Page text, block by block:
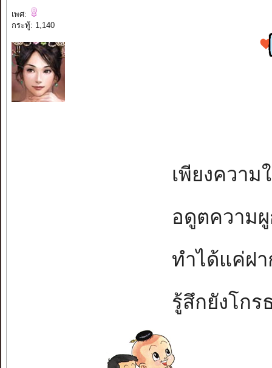
เพศ:
กระทู้: 1,140
เพียงความ
อดูตความ
ทำได้แค่ฝา
รู้สึกยังโกร